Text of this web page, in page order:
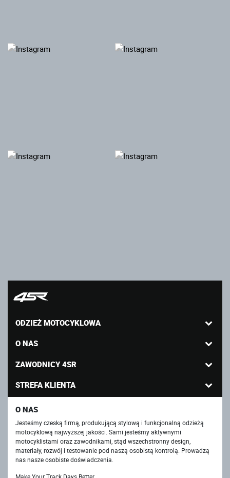
ODZIEŻ MOTOCYKLOWA
O NAS
ZAWODNICY 4SR
STREFA KLIENTA
O NAS
Jesteśmy czeską firmą, produkującą stylową i funkcjonalną odzieżą
motocyklową najwyższej jakości. Sami jesteśmy aktywnymi
motocyklistami oraz zawodnikami, stąd wszechstronny design,
materiały, rozwój i testowanie pod naszą osobistą kontrolą. Prowadzą
nas nasze osobiste doświadczenia.
Make Your Track Days Better